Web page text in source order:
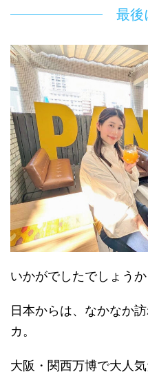
最後
いかがでしたでしょうか
日本からは、なかなか
カ。
大阪・関西万博で大人